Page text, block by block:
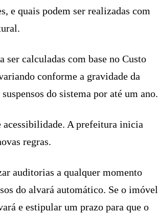
e quais podem ser realizadas com
ser calculadas com base no Custo
conforme a gravidade da
do sistema por até um ano.
acessibilidade. A prefeitura inicia
regras.
auditorias a qualquer momento
do alvará automático. Se o imóvel
e estipular um prazo para que o